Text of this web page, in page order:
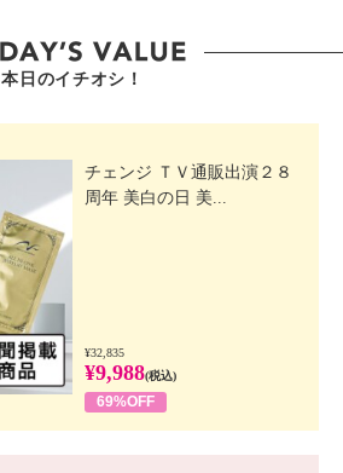
本日のイチオシ！
チェンジ ＴＶ通販出演２８
周年 美白の日 美...
¥32,835
¥9,988(税込)
69%OFF